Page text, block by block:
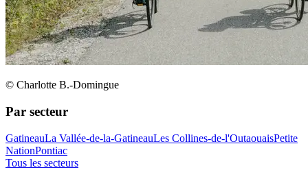
© Charlotte B.-Domingue
Par secteur
GatineauLa Vallée-de-la-GatineauLes Collines-de-l'OutaouaisPetite
NationPontiac
Tous les secteurs